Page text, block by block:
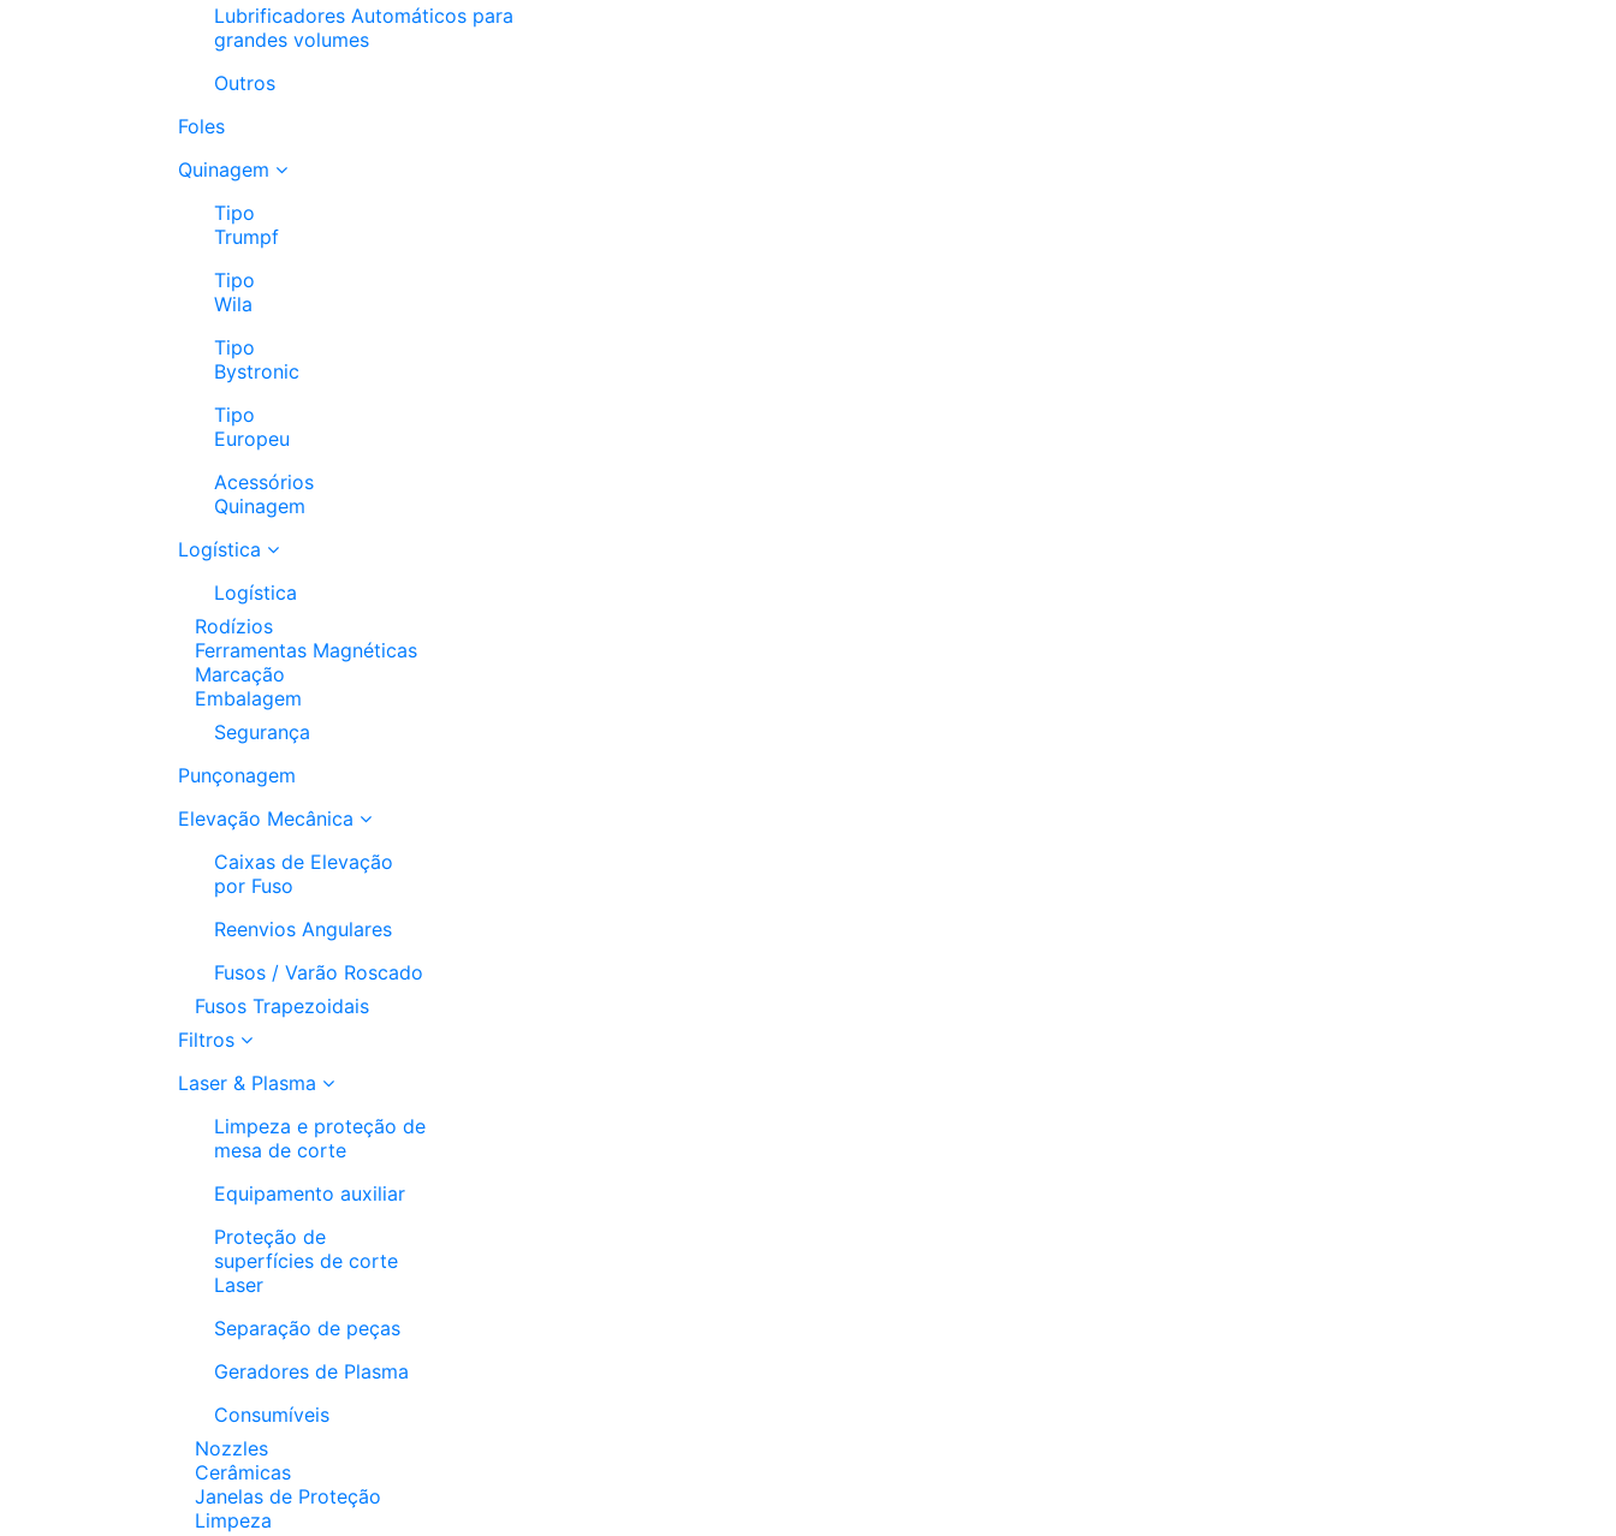
Lubrificadores Automáticos para
grandes volumes
Outros
Foles
Quinagem
Tipo
Trumpf
Tipo
Wila
Tipo
Bystronic
Tipo
Europeu
Acessórios
Quinagem
Logística
Logística
Rodízios
Ferramentas Magnéticas
Marcação
Embalagem
Segurança
Punçonagem
Elevação Mecânica
Caixas de Elevação
por Fuso
Reenvios Angulares
Fusos / Varão Roscado
Fusos Trapezoidais
Filtros
Laser & Plasma
Limpeza e proteção de
mesa de corte
Equipamento auxiliar
Proteção de
superfícies de corte
Laser
Separação de peças
Geradores de Plasma
Consumíveis
Nozzles
Cerâmicas
Janelas de Proteção
Limpeza